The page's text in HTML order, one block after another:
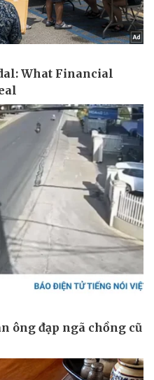
Ô tô
Xe máy
Tư vấn